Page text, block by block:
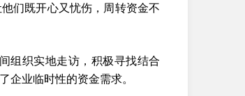
们既开心又忧伤，周转资金不
组织实地走访，积极寻找结合
企业临时性的资金需求。